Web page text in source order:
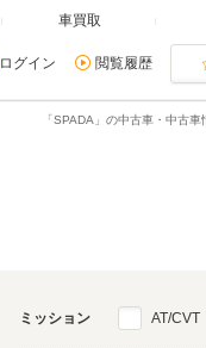
車買取
ログイン 閲覧履歴
「SPADA」の中古車・中古車
ミッション AT/CVT